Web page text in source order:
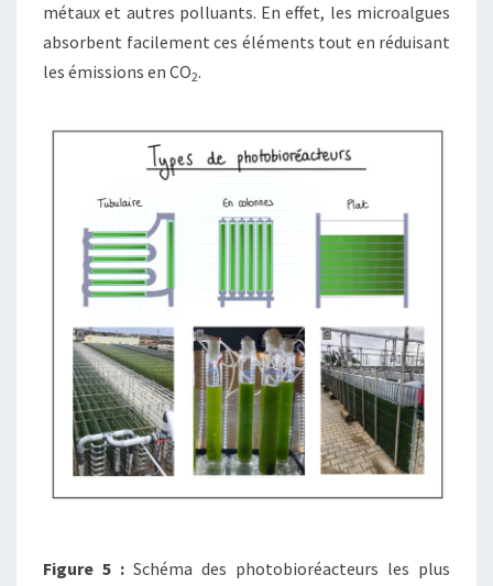
métaux et autres polluants. En effet, les microalgues
absorbent facilement ces éléments tout en réduisant
les émissions en CO2.
Figure 5 : Schéma des photobioréacteurs les plus